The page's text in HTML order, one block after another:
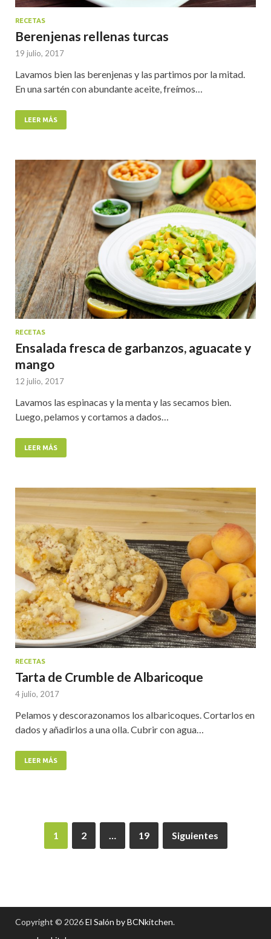
RECETAS
Berenjenas rellenas turcas
19 julio, 2017
Lavamos bien las berenjenas y las partimos por la mitad.
En una sartén con abundante aceite, freímos…
LEER MÁS
RECETAS
Ensalada fresca de garbanzos, aguacate y
mango
12 julio, 2017
Lavamos las espinacas y la menta y las secamos bien.
Luego, pelamos y cortamos a dados…
LEER MÁS
RECETAS
Tarta de Crumble de Albaricoque
4 julio, 2017
Pelamos y descorazonamos los albaricoques. Cortarlos en
dados y añadirlos a una olla. Cubrir con agua…
LEER MÁS
1 2 … 19 Siguientes
Copyright © 2026El Salón by BCNkitchen.